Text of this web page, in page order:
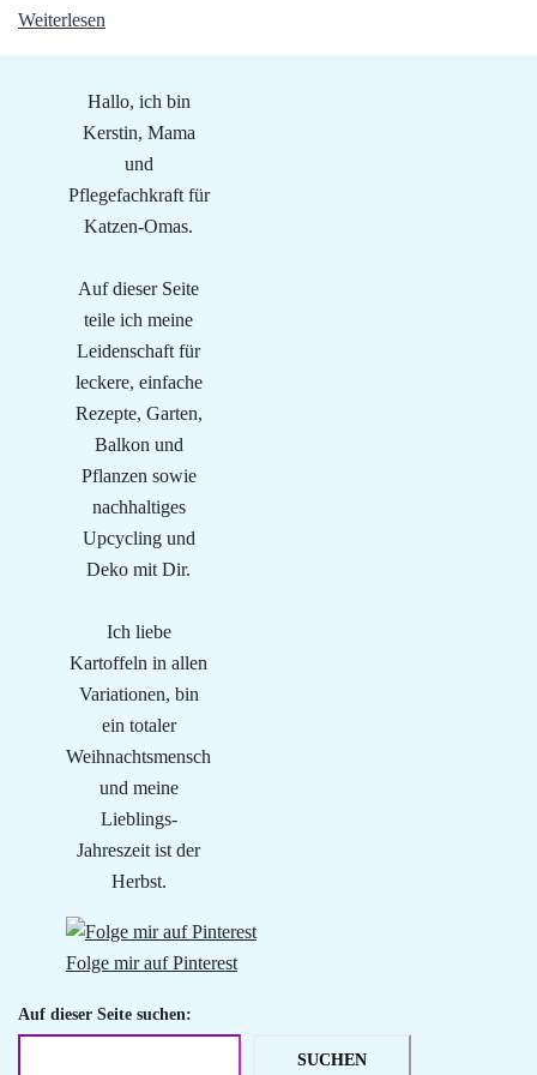
Weiterlesen
Hallo, ich bin
Kerstin, Mama
und
Pflegefachkraft für
Katzen-Omas.
Auf dieser Seite
teile ich meine
Leidenschaft für
leckere, einfache
Rezepte, Garten,
Balkon und
Pflanzen sowie
nachhaltiges
Upcycling und
Deko mit Dir.
Ich liebe
Kartoffeln in allen
Variationen, bin
ein totaler
Weihnachtsmensch
und meine
Lieblings-
Jahreszeit ist der
Herbst.
Folge mir auf Pinterest
Auf dieser Seite suchen:
SUCHEN